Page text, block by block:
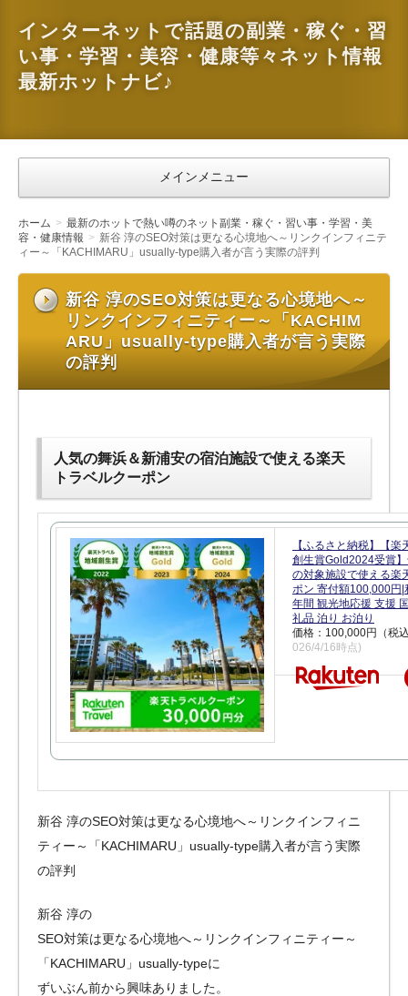
インターネットで話題の副業・稼ぐ・習
い事・学習・美容・健康等々ネット情報
最新ホットナビ♪
メインメニュー
ホーム
最新のホットで熱い噂のネット副業・稼ぐ・習い事・学習・美
容・健康情報
新谷 淳のSEO対策は更なる心境地へ～リンクインフィニテ
ィー～「KACHIMARU」usually-type購入者が言う実際の評判
新谷 淳のSEO対策は更なる心境地へ～
リンクインフィニティー～「KACHIM
ARU」usually-type購入者が言う実際
の評判
人気の舞浜＆新浦安の宿泊施設で使える楽天
トラベルクーポン
【ふるさと納税】【楽
創生賞Gold2024受賞
の対象施設で使える楽
ポン 寄付額100,000円|
年間 観光地応援 支援
礼品 泊り お泊り
価格：100,000円（税
026/4/16時点)
新谷 淳のSEO対策は更なる心境地へ～リンクインフィニ
ティー～「KACHIMARU」usually-type購入者が言う実際
の評判
新谷 淳の
SEO対策は更なる心境地へ～リンクインフィニティー～
「KACHIMARU」usually-typeに
ずいぶん前から興味ありました。